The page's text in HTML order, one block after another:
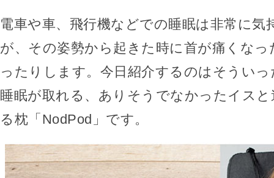
電車や車、飛行機などでの睡眠は非常に気
が、その姿勢から起きた時に首が痛くな
ったりします。今日紹介するのはそうい
睡眠が取れる、ありそうでなかったイス
る枕「NodPod」です。